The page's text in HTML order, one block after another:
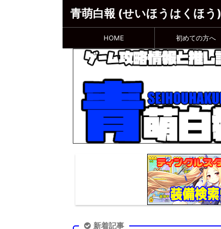
青萌白報 (せいほうはくほう)
HOME 初めての方へ
新着記事